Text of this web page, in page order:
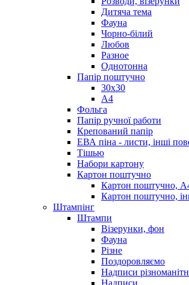
Дитяча тема
Фауна
Чорно-білий
Любов
Разное
Однотонна
Папір поштучно
30х30
А4
Фольга
Папір ручної работи
Крепований папір
ЕВА піна - листи, інші
Тішью
Набори картону
Картон поштучно
Картон поштучно,
Картон поштучно,
Штампінг
Штампи
Візерунки, фон
Фауна
Різне
Поздоровляємо
Надписи
Надписи